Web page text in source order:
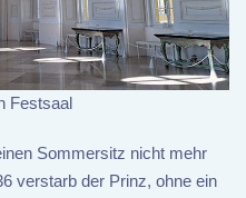
Festsaal
Sommersitz nicht mehr
verstarb der Prinz, ohne ein